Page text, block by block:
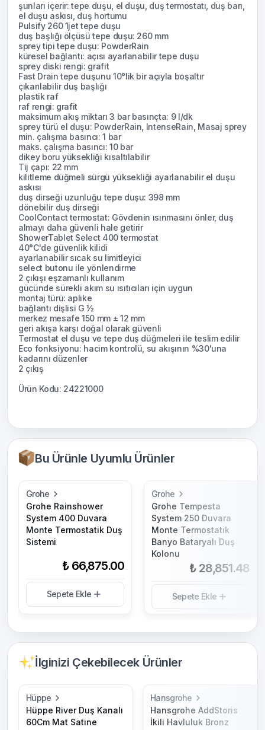
Bu Ürünle Uyumlu Ürünler
Grohe
Grohe Rainshower
System 400 Duvara
Monte Termostatik Duş
Sistemi
₺ 66,875.00
Sepete Ekle
Grohe
Grohe Tempesta
System 250 Duvara
Monte Termostatik
Banyo Bataryalı Duş
Kolonu
₺ 28,851.48
Sepete Ekle
İlginizi Çekebilecek Ürünler
Hüppe
Hüppe River Duş Kanalı
60Cm Mat Satine
Hansgrohe
Hansgrohe AddStoris
İkili Havluluk Bronz
şunları içerir: tepe duşu, el duşu, duş termostatı, duş barı,
el duşu askısı, duş hortumu
Pulsify 260 1jet tepe duşu
duş başlığı ölçüsü tepe duşu: 260 mm
sprey tipi tepe duşu: PowderRain
küresel bağlantı: açısı ayarlanabilir tepe duşu
sprey diski rengi: grafit
Fast Drain tepe duşunu 10°lik bir açıyla boşaltır
çıkarılabilir duş başlığı
plastik raf
raf rengi: grafit
maksimum akış miktarı 3 bar basınçta: 9 l/dk
sprey türü el duşu: PowderRain, IntenseRain, Masaj sprey
min. çalışma basıncı: 1 bar
maks. çalışma basıncı: 10 bar
dikey boru yüksekliği kısaltılabilir
Tij çapı: 22 mm
kilitleme düğmeli sürgü yüksekliği ayarlanabilir el duşu
askısı
duş dirseği uzunluğu tepe duşu: 398 mm
dönebilir duş dirseği
CoolContact termostat: Gövdenin ısınmasını önler, duş
almayı daha güvenli hale getirir
ShowerTablet Select 400 termostat
40°C'de güvenlik kilidi
ayarlanabilir sıcak su limitleyici
select butonu ile yönlendirme
2 çıkışı eşzamanlı kullanım
gücünde sürekli akım su ısıtıcıları için uygun
montaj türü: aplike
bağlantı dişlisi G ½
merkez mesafe 150 mm ± 12 mm
geri akışa karşı doğal olarak güvenli
Termostat el duşu ve tepe duş düğmeleri ile teslim edilir
Eco fonksiyonu: hacim kontrolü, su akışının %30'una
kadarını düzenler
2 çıkış
Ürün Kodu: 24221000